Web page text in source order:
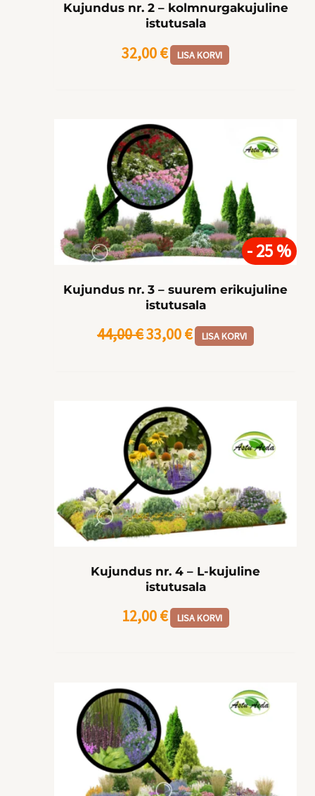
Kujundus nr. 2 – kolmnurgakujuline
istutusala
32,00€ LISA KORVI
- 25 %
Kujundus nr. 3 – suurem erikujuline
istutusala
44,00€
Algne
hind
oli:
44,00 €.
33,00€
Praegune
hind
on:
33,00 €.
LISA KORVI
Kujundus nr. 4 – L-kujuline
istutusala
12,00€ LISA KORVI